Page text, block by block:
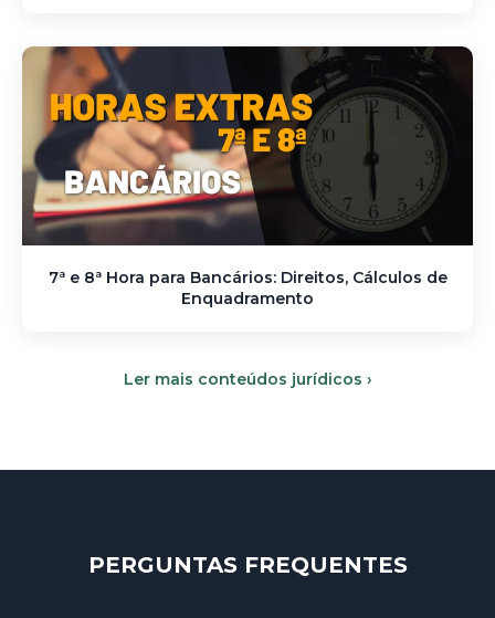
7ª e 8ª Hora para Bancários: Direitos, Cálculos de
Enquadramento
Ler mais conteúdos jurídicos ›
PERGUNTAS FREQUENTES